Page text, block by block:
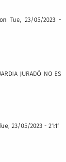
on Tue, 23/05/2023 -
JURADÓ NO ES
23/05/2023 - 21:11